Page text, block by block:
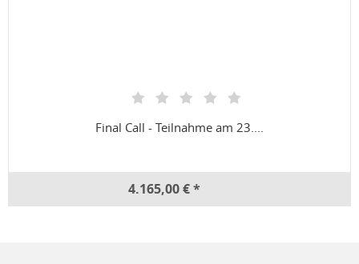
Final Call - Teilnahme am 23....
4.165,00 € *